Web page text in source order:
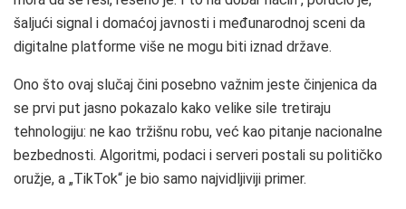
šaljući signal i domaćoj javnosti i međunarodnoj sceni da
digitalne platforme više ne mogu biti iznad države.
Ono što ovaj slučaj čini posebno važnim jeste činjenica da
se prvi put jasno pokazalo kako velike sile tretiraju
tehnologiju: ne kao tržišnu robu, već kao pitanje nacionalne
bezbednosti. Algoritmi, podaci i serveri postali su političko
oružje, a „TikTok“ je bio samo najvidljiviji primer.